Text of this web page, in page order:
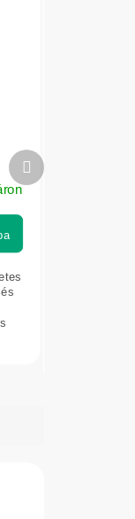
Következő
termék